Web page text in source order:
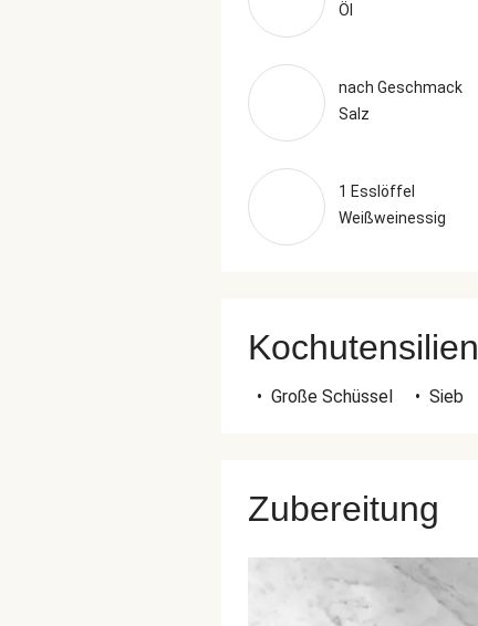
Öl
nach Geschmack
Salz
1 Esslöffel
Weißweinessig
Kochutensilien
• Große Schüssel • Sieb
Zubereitung